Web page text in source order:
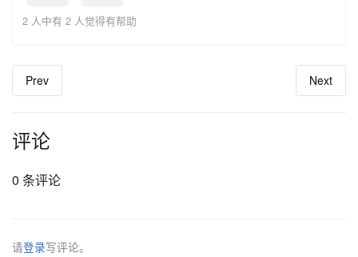
2 人中有 2 人觉得有帮助
Prev Next
评论
0 条评论
请登录写评论。